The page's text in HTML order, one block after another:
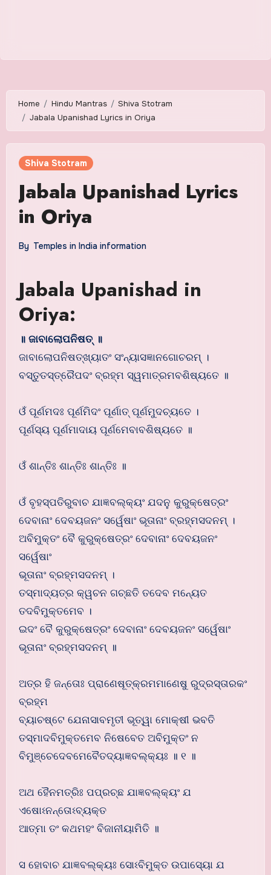
Home Hindu Mantras
Shiva Stotram
Jabala Upanishad Lyrics in Oriya
Shiva Stotram
Jabala Upanishad Lyrics
in Oriya
By Temples in India information
Jabala Upanishad in
Oriya:
॥ ଜାବାଲୋପନିଷତ୍ ॥
ଜାବାଲୋପନିଷତ୍ଖ୍ୟାତଂ ସଂନ୍ୟାସଜ୍ଞାନଗୋଚରମ୍ ।
ବସ୍ତୁତସ୍ତ୍ରୈପଦଂ ବ୍ରହ୍ମ ସ୍ୱମାତ୍ରମବଶିଷ୍ୟତେ ॥
ଓଁ ପୂର୍ଣମଦଃ ପୂର୍ଣମିଦଂ ପୂର୍ଣାତ୍ ପୂର୍ଣମୁଦଚ୍ୟତେ ।
ପୂର୍ଣସ୍ୟ ପୂର୍ଣମାଦାୟ ପୂର୍ଣମେବାବଶିଷ୍ୟତେ ॥
ଓଁ ଶାନ୍ତିଃ ଶାନ୍ତିଃ ଶାନ୍ତିଃ ॥
ଓଁ ବୃହସ୍ପତିରୁବାଚ ଯାଜ୍ଞବଲ୍କ୍ୟଂ ଯଦନୁ କୁରୁକ୍ଷେତ୍ରଂ
ଦେବାନାଂ ଦେବୟଜନଂ ସର୍ୱେଷାଂ ଭୂତାନାଂ ବ୍ରହ୍ମସଦନମ୍ ।
ଅବିମୁକ୍ତଂ ବୈ କୁରୁକ୍ଷେତ୍ରଂ ଦେବାନାଂ ଦେବୟଜନଂ
ସର୍ୱେଷାଂ
ଭୂତାନାଂ ବ୍ରହ୍ମସଦନମ୍ ।
ତସ୍ମାଦ୍ୟତ୍ର କ୍ୱଚନ ଗଚ୍ଛତି ତଦେବ ମନ୍ୟେତ
ତଦବିମୁକ୍ତମେବ ।
ଇଦଂ ବୈ କୁରୁକ୍ଷେତ୍ରଂ ଦେବାନାଂ ଦେବୟଜନଂ ସର୍ୱେଷାଂ
ଭୂତାନାଂ ବ୍ରହ୍ମସଦନମ୍ ॥
ଅତ୍ର ହି ଜନ୍ତୋଃ ପ୍ରାଣେଷୂତ୍କ୍ରମମାଣେଷୁ ରୁଦ୍ରସ୍ତାରକଂ
ବ୍ରହ୍ମ
ବ୍ୟାଚଷ୍ଟେ ଯେନାସାବମୃତୀ ଭୂତ୍ୱା ମୋକ୍ଷୀ ଭବତି
ତସ୍ମାଦବିମୁକ୍ତମେବ ନିଷେବେତ ଅବିମୁକ୍ତଂ ନ
ବିମୁଞ୍ଚେଦେବମେବୈତଦ୍ୟାଜ୍ଞବଲ୍କ୍ୟଃ ॥ ୧ ॥
ଅଥ ହୈନମତ୍ରିଃ ପପ୍ରଚ୍ଛ ଯାଜ୍ଞବଲ୍କ୍ୟଂ ଯ
ଏଷୋଽନନ୍ତୋଽବ୍ୟକ୍ତ
ଆତ୍ମା ତଂ କଥମହଂ ବିଜାନୀୟାମିତି ॥
ସ ହୋବାଚ ଯାଜ୍ଞବଲ୍କ୍ୟଃ ସୋଽବିମୁକ୍ତ ଉପାସ୍ୟୋ ଯ